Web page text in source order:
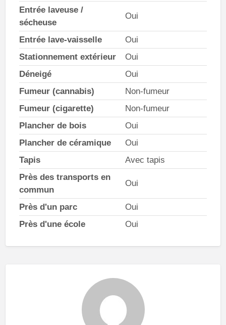
Entrée laveuse /
sécheuse
Oui
Entrée lave-vaisselle
Oui
Stationnement extérieur
Oui
Déneigé
Oui
Fumeur (cannabis)
Non-fumeur
Fumeur (cigarette)
Non-fumeur
Plancher de bois
Oui
Plancher de céramique
Oui
Tapis
Avec tapis
Près des transports en
commun
Oui
Près d'un parc
Oui
Près d'une école
Oui